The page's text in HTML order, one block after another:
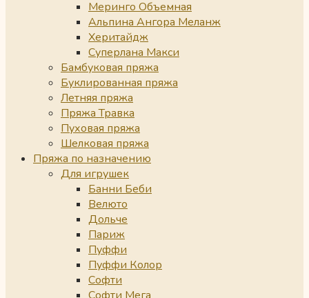
Меринго Объемная
Альпина Ангора Меланж
Херитайдж
Суперлана Макси
Бамбуковая пряжа
Буклированная пряжа
Летняя пряжа
Пряжа Травка
Пуховая пряжа
Шелковая пряжа
Пряжа по назначению
Для игрушек
Банни Беби
Велюто
Дольче
Париж
Пуффи
Пуффи Колор
Софти